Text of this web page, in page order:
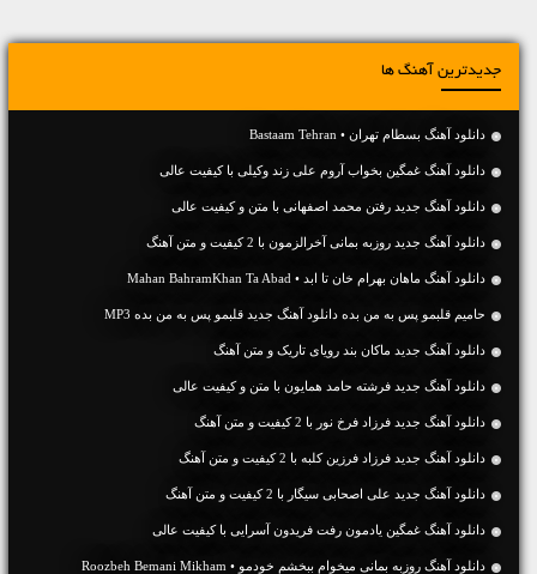
جدیدترین آهنگ ها
دانلود آهنگ بسطام تهران • Bastaam Tehran
دانلود آهنگ غمگین بخواب آروم علی زند وکیلی با کیفیت عالی
دانلود آهنگ جديد رفتن محمد اصفهانی با متن و کیفیت عالی
دانلود آهنگ جديد روزبه بمانی آخرالزمون با 2 کیفیت و متن آهنگ
دانلود آهنگ ماهان بهرام خان تا ابد • Mahan BahramKhan Ta Abad
حامیم قلبمو پس به من بده دانلود آهنگ جدید قلبمو پس به من بده MP3
دانلود آهنگ جديد ماکان بند رویای تاریک و متن آهنگ
دانلود آهنگ جديد فرشته حامد همایون با متن و کیفیت عالی
دانلود آهنگ جديد فرزاد فرخ نور با 2 کیفیت و متن آهنگ
دانلود آهنگ جديد فرزاد فرزین کلبه با 2 کیفیت و متن آهنگ
دانلود آهنگ جديد علی اصحابی سیگار با 2 کیفیت و متن آهنگ
دانلود آهنگ غمگین یادمون رفت فریدون آسرایی با کیفیت عالی
دانلود آهنگ روزبه بمانی میخوام ببخشم خودمو • Roozbeh Bemani Mikham